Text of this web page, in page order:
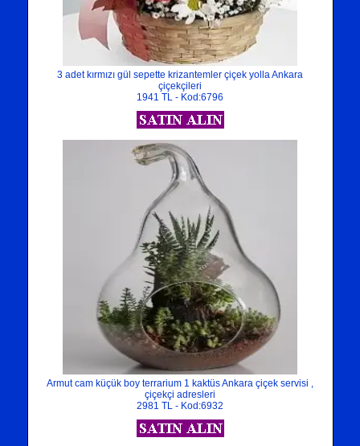
3 adet kırmızı gül sepette krizantemler çiçek yolla Ankara
çiçekçileri
1941 TL - Kod:6796
Armut cam küçük boy terrarium 1 kaktüs Ankara çiçek servisi ,
çiçekçi adresleri
2981 TL - Kod:6932